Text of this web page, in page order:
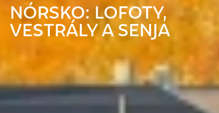
NÓRSKO: LOFOTY,
VESTRÁLY A SENJA